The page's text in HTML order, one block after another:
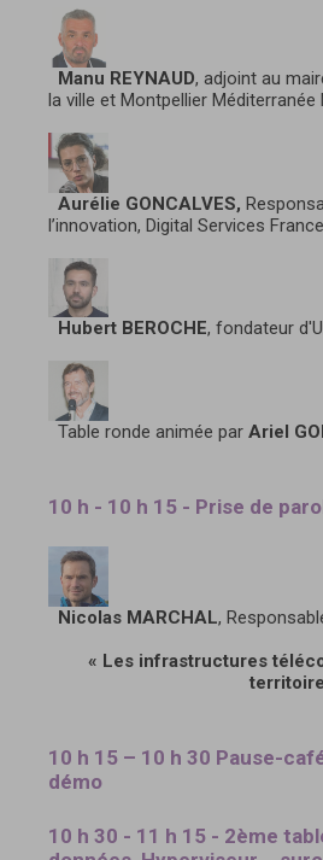
Manu REYNAUD, adjoint au
la ville et Montpellier Méditerranée
Aurélie GONCALVES,
l’innovation, Digital Services
Hubert BEROCHE, fondateur
Table ronde animée par Ariel
10 h - 10 h 15 - Prise de
Nicolas MARCHAL,
« Les infrastructures
10 h 15 – 10 h 30 Pause-
démo
10 h 30 - 11 h 15 - 2ème